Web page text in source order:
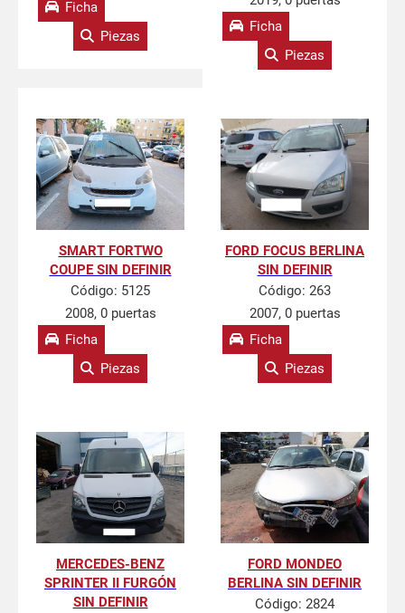
Ficha
Piezas
Ficha
Piezas
SMART FORTWO
COUPE SIN DEFINIR
Código: 5125
2008, 0 puertas
Ficha
Piezas
FORD FOCUS BERLINA
SIN DEFINIR
Código: 263
2007, 0 puertas
Ficha
Piezas
MERCEDES-BENZ
SPRINTER II FURGÓN
SIN DEFINIR
FORD MONDEO
BERLINA SIN DEFINIR
Código: 2824